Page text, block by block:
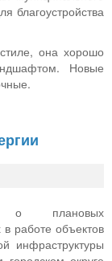
благоустройства
она хорошо
Новые
о плановых
работе объектов
инфраструктуры